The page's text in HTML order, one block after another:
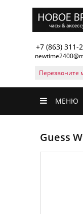
+7 (863) 311-
Перезвоните
МЕНЮ
Guess